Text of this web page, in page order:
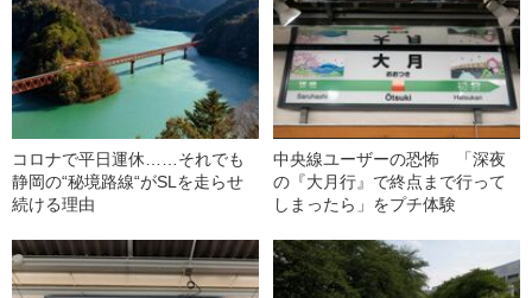
コロナで平日運休……それでも
静岡の“秘境路線“がSLを走らせ
続ける理由
中央線ユーザーの恐怖 「深夜
の『大月行』で終点まで行って
しまったら」をプチ体験